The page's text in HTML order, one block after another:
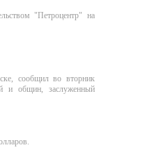
"Петроцентр" на
сообщил во вторник
и общин, заслуженный